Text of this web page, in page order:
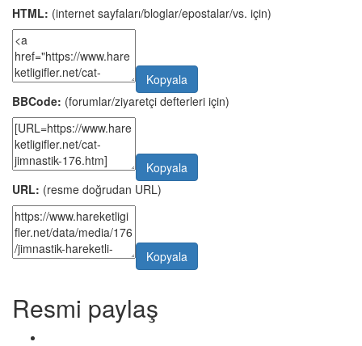
HTML: (internet sayfaları/bloglar/epostalar/vs. için)
Kopyala
BBCode: (forumlar/ziyaretçi defterleri için)
Kopyala
URL: (resme doğrudan URL)
Kopyala
Resmi paylaş